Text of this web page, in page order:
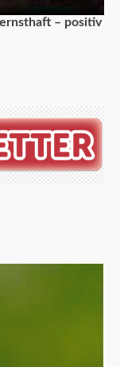
– positiv